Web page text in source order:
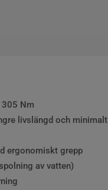
Nm
livslängd och minimalt
ergonomiskt grepp
av vatten)